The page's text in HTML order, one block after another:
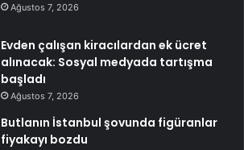
Ağustos 7, 2026
Evden çalışan kiracılardan ek ücret
alınacak: Sosyal medyada tartışma
başladı
Ağustos 7, 2026
Butlanın İstanbul şovunda figüranlar
fiyakayı bozdu